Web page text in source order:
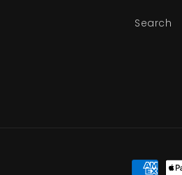
Search
Moyens